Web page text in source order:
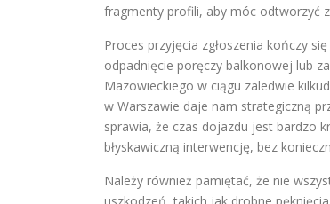
fragmenty profili, aby móc odtworzyć
Proces przyjęcia zgłoszenia kończy
odpadnięcie poręczy balkonowej lub
Mazowieckiego w ciągu zaledwie
w Warszawie daje nam strategiczną
sprawia, że czas dojazdu jest bardzo
błyskawiczną interwencję, bez
Należy również pamiętać, że nie